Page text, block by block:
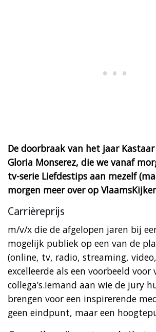
De doorbraak van het jaar
Gloria Monserez, die we vanaf
tv-serie Liefdestips aan mezelf
morgen meer over op
Carrièreprijs
m/v/x die de afgelopen jaren bij
mogelijk publiek op een van de
(online, tv, radio, streaming,
excelleerde als een voorbeeld voor
collega’s.Iemand aan wie de jury
brengen voor een inspirerende
geen eindpunt, maar een